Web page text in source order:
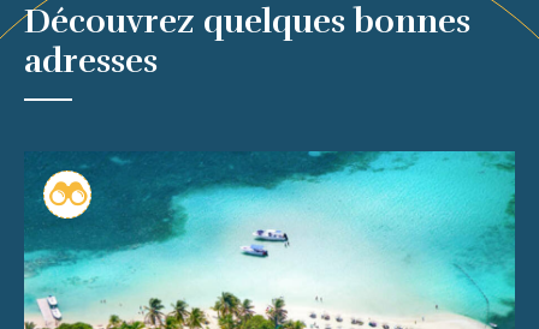
Découvrez quelques bonnes
adresses